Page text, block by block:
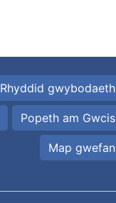
Rhyddid gwybodaeth
Popeth am Gwcis
Map gwefan